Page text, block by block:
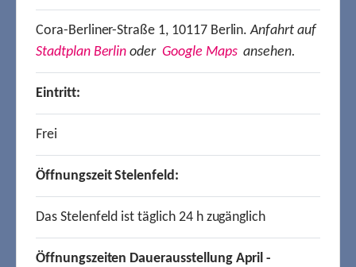
Cora-Berliner-Straße 1, 10117 Berlin.Anfahrt auf
Stadtplan Berlin oder Google Mapsansehen.
Eintritt:
Frei
Öffnungszeit Stelenfeld:
Das Stelenfeld ist täglich 24 h zugänglich
Öffnungszeiten Dauerausstellung April -